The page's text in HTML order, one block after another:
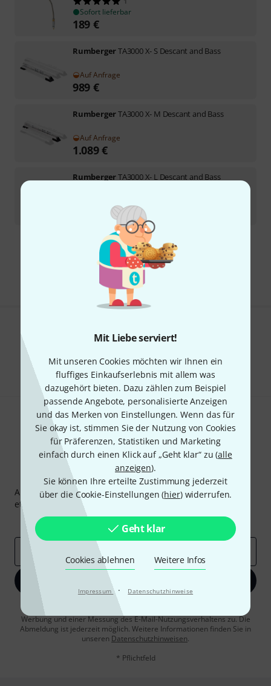
Mit Liebe serviert!
Mit unseren Cookies möchten wir Ihnen ein
fluffiges Einkaufserlebnis mit allem was
dazugehört bieten. Dazu zählen zum Beispiel
passende Angebote, personalisierte Anzeigen
und das Merken von Einstellungen. Wenn das für
Sie okay ist, stimmen Sie der Nutzung von Cookies
für Präferenzen, Statistiken und Marketing
einfach durch einen Klick auf „Geht klar“ zu (alle
anzeigen).
Sie können Ihre erteilte Zustimmung jederzeit
über die Cookie-Einstellungen (hier) widerrufen.
Geht klar
Cookies ablehnen Weitere Infos
Impressum · Datenschutzhinweise
Sofort lieferbar
189 €
RumbergerTA3000 X- S Descant and Bass
Auf Anfrage
989 €
RumbergerTA3000 X- M Descant and Bass
Auf Anfrage
1.089€
RumbergerTA3000 X- L Descant and Bass
Kostenloser Versand ab 29 €
Alle Preise inkl. MwSt.
Gefällt Ihnen, was Sie sehen?
Teilen Hilfe & Feedback
Thomann Newsletter
Abonniere den Thomann Newsletter und gewinne mit
etwas Glück einen von
Inspirierende Beiträge
Thomann Insights
Jetzt anmelden
Mit Klick auf „Jetzt anmelden“ stimmen Sie dem Erhalt von E-Mail-
Werbung und einer Messung des E-Mail-Nutzungsverhaltens zu. Die
Abmeldung ist jederzeit möglich. Weitere Informationen finden Sie in
unseren Datenschutzhinweisen.
* Pflichtfeld